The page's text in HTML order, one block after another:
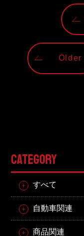
Older
CATEGORY
すべて
自動車関連
商品関連